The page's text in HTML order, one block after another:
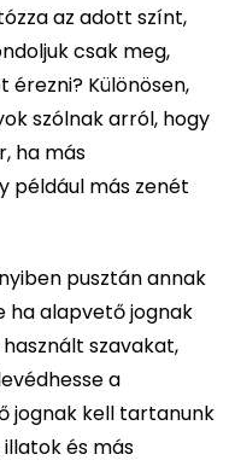
az adott színt,
csak meg,
Különösen,
szólnak arról, hogy
ha más
például más zenét
pusztán annak
ha alapvető jognak
szavakat,
a
jognak kell tartanunk
és más